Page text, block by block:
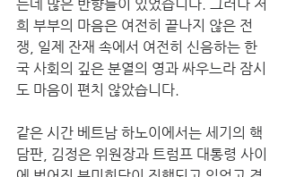
는데 많은 반향들이 있었습니다. 그러나 저
희 부부의 마음은 여전히 끝나지 않은 전
쟁, 일제 잔재 속에서 여전히 신음하는 한
국 사회의 깊은 분열의 영과 싸우느라 잠시
도 마음이 편치 않았습니다.
같은 시간 베트남 하노이에서는 세기의 핵
담판, 김정은 위원장과 트럼프 대통령 사이